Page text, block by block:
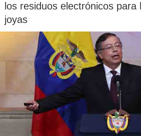
los residuos electrónicos para
joyas